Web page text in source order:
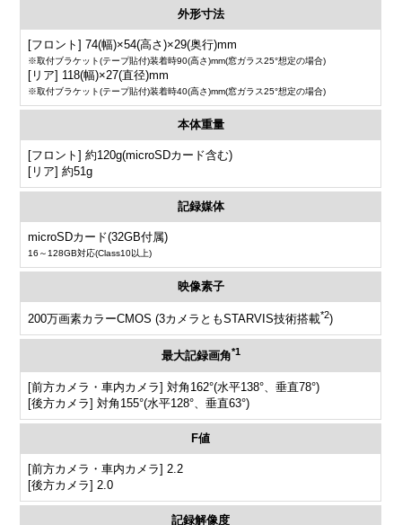
外形寸法
[フロント] 74(幅)×54(高さ)×29(奥行)mm
※取付ブラケット(テープ貼付)装着時90(高さ)mm(窓ガラス25°想定の場合)
[リア] 118(幅)×27(直径)mm
※取付ブラケット(テープ貼付)装着時40(高さ)mm(窓ガラス25°想定の場合)
本体重量
[フロント] 約120g(microSDカード含む)
[リア] 約51g
記録媒体
microSDカード(32GB付属)
16～128GB対応(Class10以上)
映像素子
200万画素カラーCMOS (3カメラともSTARVIS技術搭載*2)
最大記録画角*1
[前方カメラ・車内カメラ] 対角162°(水平138°、垂直78°)
[後方カメラ] 対角155°(水平128°、垂直63°)
F値
[前方カメラ・車内カメラ] 2.2
[後方カメラ] 2.0
記録解像度